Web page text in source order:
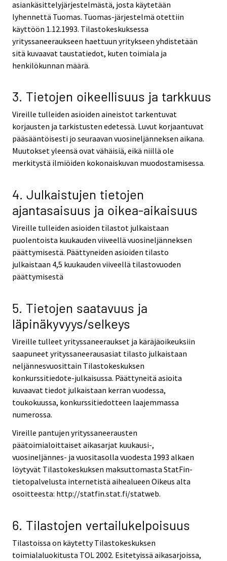
asiankäsittelyjärjestelmästä, josta käytetään
lyhennettä Tuomas. Tuomas-järjestelmä otettiin
käyttöön 1.12.1993. Tilastokeskuksessa
yrityssaneeraukseen haettuun yritykseen yhdistetään
sitä kuvaavat taustatiedot, kuten toimiala ja
henkilökunnan määrä.
3. Tietojen oikeellisuus ja tarkkuus
Vireille tulleiden asioiden aineistot tarkentuvat
korjausten ja tarkistusten edetessä. Luvut korjaantuvat
pääsääntöisesti jo seuraavan vuosineljänneksen aikana.
Muutokset yleensä ovat vähäisiä, eikä niillä ole
merkitystä ilmiöiden kokonaiskuvan muodostamisessa.
4. Julkaistujen tietojen
ajantasaisuus ja oikea-aikaisuus
Vireille tulleiden asioiden tilastot julkaistaan
puolentoista kuukauden viiveellä vuosineljänneksen
päättymisestä. Päättyneiden asioiden tilasto
julkaistaan 4,5 kuukauden viiveellä tilastovuoden
päättymisestä
5. Tietojen saatavuus ja
läpinäkyvyys/selkeys
Vireille tulleet yrityssaneeraukset ja käräjäoikeuksiin
saapuneet yrityssaneerausasiat tilasto julkaistaan
neljännesvuosittain Tilastokeskuksen
konkurssitiedote-julkaisussa. Päättyneitä asioita
kuvaavat tiedot julkaistaan kerran vuodessa,
toukokuussa, konkurssitiedotteen laajemmassa
numerossa.
Vireille pantujen yrityssaneerausten
päätoimialoittaiset aikasarjat kuukausi-,
vuosineljännes- ja vuositasolla vuodesta 1993 alkaen
löytyvät Tilastokeskuksen maksuttomasta StatFin-
tietopalvelusta internetistä aihealueen Oikeus alta
osoitteesta: http://statfin.stat.fi/statweb.
6. Tilastojen vertailukelpoisuus
Tilastoissa on käytetty Tilastokeskuksen
toimialaluokitusta TOL 2002. Esitetyissä aikasarjoissa,